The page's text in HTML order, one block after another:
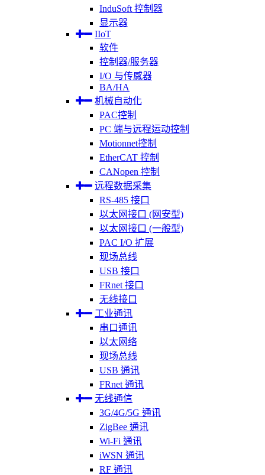
InduSoft 控制器
显示器
IIoT
软件
控制器/服务器
I/O 与传感器
BA/HA
机械自动化
PAC控制
PC 端与远程运动控制
Motionnet控制
EtherCAT 控制
CANopen 控制
远程数据采集
RS-485 接口
以太网接口 (网安型)
以太网接口 (一般型)
PAC I/O 扩展
现场总线
USB 接口
FRnet 接口
无线接口
工业通讯
串口通讯
以太网络
现场总线
USB 通讯
FRnet 通讯
无线通信
3G/4G/5G 通讯
ZigBee 通讯
Wi-Fi 通讯
iWSN 通讯
RF 通讯